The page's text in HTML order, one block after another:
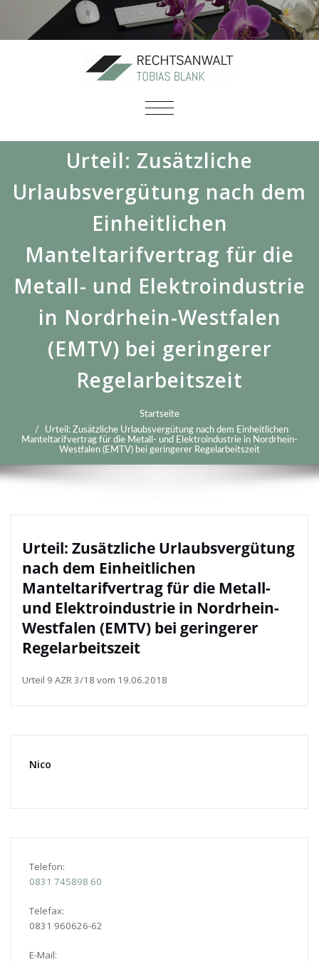
SCHALTE
Urteil: Zusätzliche
Urlaubsvergütung nach dem
Einheitlichen
Manteltarifvertrag für die
Metall- und Elektroindustrie
in Nordrhein-Westfalen
(EMTV) bei geringerer
Regelarbeitszeit
Startseite
Urteil: Zusätzliche Urlaubsvergütung nach dem Einheitlichen
Manteltarifvertrag für die Metall- und Elektroindustrie in Nordrhein-
Westfalen (EMTV) bei geringerer Regelarbeitszeit
Urteil: Zusätzliche Urlaubsvergütung
nach dem Einheitlichen
Manteltarifvertrag für die Metall-
und Elektroindustrie in Nordrhein-
Westfalen (EMTV) bei geringerer
Regelarbeitszeit
Urteil 9 AZR 3/18 vom 19.06.2018
Nico
Telefon:
0831 745898 60
Telefax:
0831 960626-62
E-Mail: